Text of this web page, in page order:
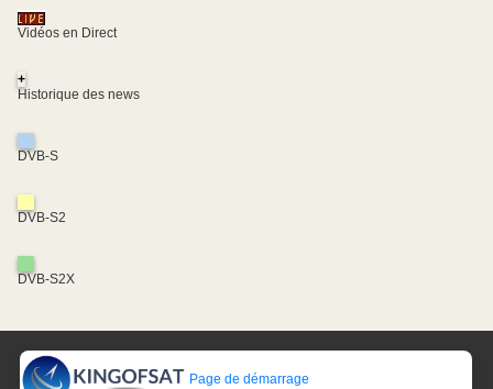
Vidéos en Direct
+
Historique des news
DVB-S
DVB-S2
DVB-S2X
Page de démarrage